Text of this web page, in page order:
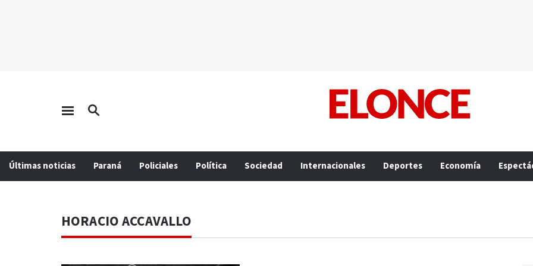
Últimas noticias Paraná Policiales Política Sociedad Internacionales Deportes Economía
HORACIO ACCAVALLO